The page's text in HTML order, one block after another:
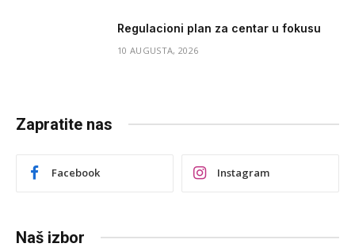
Regulacioni plan za centar u fokusu
10 AUGUSTA, 2026
Zapratite nas
Facebook Instagram
Naš izbor